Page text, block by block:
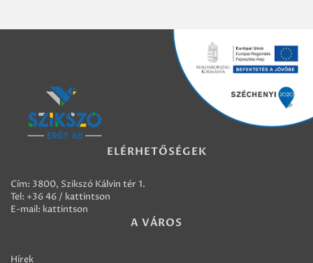
ELÉRHETŐSÉGEK
Cím: 3800, Szikszó Kálvin tér 1.
Tel: +36 46 / kattintson
E-mail: kattintson
A VÁROS
Hírek